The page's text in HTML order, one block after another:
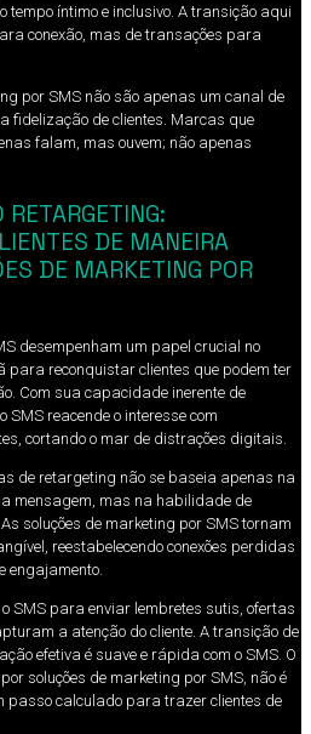
tempo íntimo e inclusivo. A transição aqui
conexão, mas de transações para
por SMS não são apenas um canal de
fidelização de clientes. Marcas que
falam, mas ouvem; não apenas
DE MANEIRA
DE MARKETING POR
desempenham um papel crucial no
para reconquistar clientes que podem ter
Com sua capacidade inerente de
reacende o interesse com
cortando o mar de distrações digitais.
de retargeting não se baseia apenas na
mensagem, mas na habilidade de
soluções de marketing por SMS tornam
reestabelecendo conexões perdidas
engajamento.
SMS para enviar lembretes sutis, ofertas
a atenção do cliente. A transição de
efetiva é suave e rápida com o SMS. O
soluções de marketing por SMS, não é
passo calculado para trazer clientes de